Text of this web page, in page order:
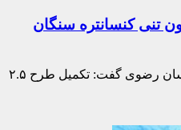
طرح ۲.۵ میلیون تنی کنسانتره سنگان
رئیس انجمن تخصصی معدن خراسان رضوی گفت: تکمیل طرح ۲.۵